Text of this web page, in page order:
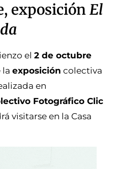
exposiciónEl
el 2 de octubre
la exposición colectiva
en
Fotográfico Clic
visitarse en la Casa